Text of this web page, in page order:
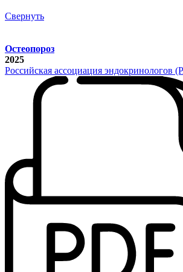
Свернуть
Остеопороз
2025
Российская ассоциация эндокринологов